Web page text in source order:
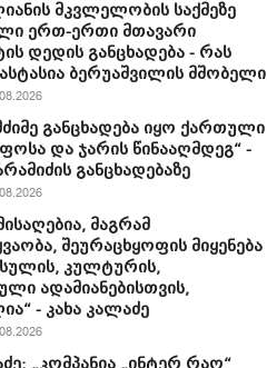
მკვლელობის საქმეზე
ერთ-ერთი მთავარი
დედის განცხადება - რას
ბერუაშვილის მშობელი
განცხადება იყო ქართული
და ჯარის წინააღმდეგ“ -
განცხადებაზე
მაგრამ
შეურაცხყოფის მიყენება
კულტურის,
ადამიანებისთვის,
- კახა კალაძე
„კომპანია „ინტერ რაო“